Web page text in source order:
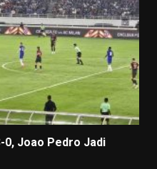
0, Joao Pedro Jadi